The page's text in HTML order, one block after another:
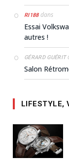
RI188dans
Essai
autres !
GÉRARD GUÉRIT
Salon
LIFESTYLE,